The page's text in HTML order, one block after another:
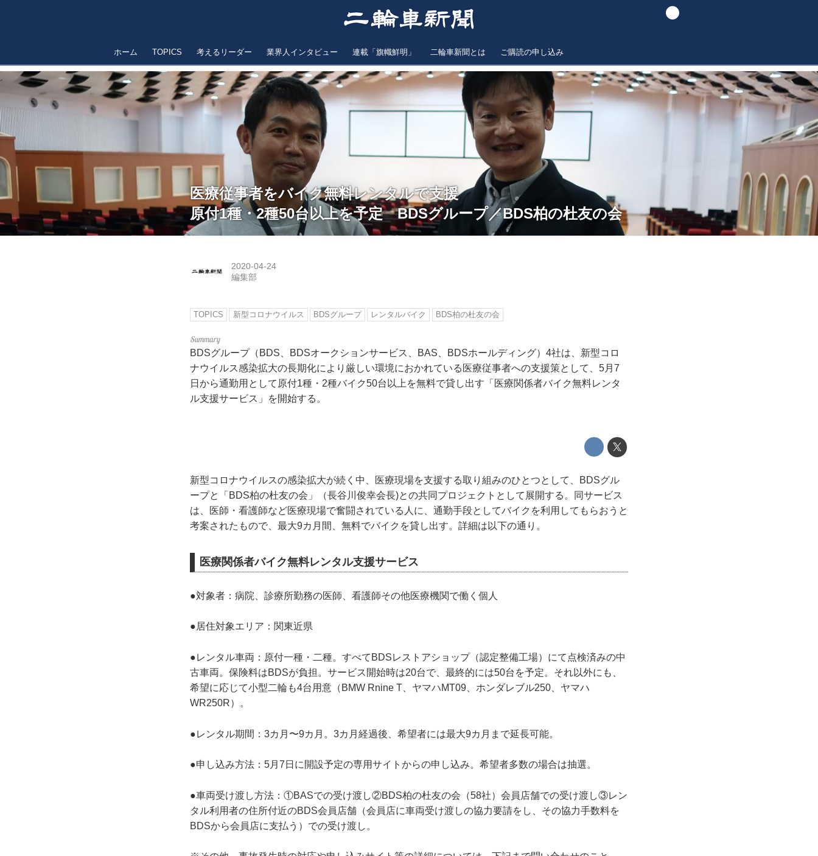
ホーム TOPICS 考えるリーダー 業界人インタビュー 連載「旗幟鮮明」 二輪車新聞とは ご購読の申し込み
医療従事者をバイク無料レンタルで支援
原付1種・2種50台以上を予定 BDSグループ／BDS柏の杜友の会
2020-04-24
編集部
TOPICS 新型コロナウイルス BDSグループ レンタルバイク BDS柏の杜友の会
BDSグループ（BDS、BDSオークションサービス、BAS、BDSホールディング）4社は、新型コロ
ナウイルス感染拡大の長期化により厳しい環境におかれている医療従事者への支援策として、5月7
日から通勤用として原付1種・2種バイク50台以上を無料で貸し出す「医療関係者バイク無料レンタ
ル支援サービス」を開始する。
新型コロナウイルスの感染拡大が続く中、医療現場を支援する取り組みのひとつとして、BDSグル
ープと「BDS柏の杜友の会」（長谷川俊幸会長)との共同プロジェクトとして展開する。同サービス
は、医師・看護師など医療現場で奮闘されている人に、通勤手段としてバイクを利用してもらおうと
考案されたもので、最大9カ月間、無料でバイクを貸し出す。詳細は以下の通り。
医療関係者バイク無料レンタル支援サービス
●対象者：病院、診療所勤務の医師、看護師その他医療機関で働く個人
●居住対象エリア：関東近県
●レンタル車両：原付一種・二種。すべてBDSレストアショップ（認定整備工場）にて点検済みの中
古車両。保険料はBDSが負担。サービス開始時は20台で、最終的には50台を予定。それ以外にも、
希望に応じて小型二輪も4台用意（BMW Rnine T、ヤマハMT09、ホンダレブル250、ヤマハ
WR250R）。
●レンタル期間：3カ月〜9カ月。3カ月経過後、希望者には最大9カ月まで延長可能。
●申し込み方法：5月7日に開設予定の専用サイトからの申し込み。希望者多数の場合は抽選。
●車両受け渡し方法：①BASでの受け渡し②BDS柏の杜友の会（58社）会員店舗での受け渡し③レン
タル利用者の住所付近のBDS会員店舗（会員店に車両受け渡しの協力要請をし、その協力手数料を
BDSから会員店に支払う）での受け渡し。